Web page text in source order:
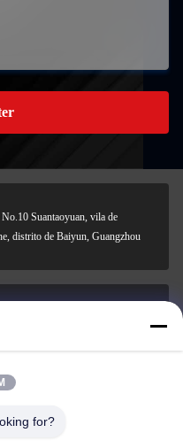
Suantaoyuan, vila de
distrito de Baiyun, Guangzhou
for?